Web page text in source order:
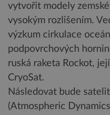
vytvořit modely
vysokým rozlišením.
výzkum cirkulace
podpovrchových
ruská raketa Rockot,
CryoSat.
Následovat bude
(Atmospheric